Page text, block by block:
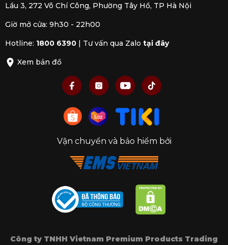
Lầu 3, 272 Võ Chí Công, Phường Tây Hồ, TP Hà Nội
Giờ mở cửa: 9h30 - 22h00
Hotline: 1800 6390 | Tư vấn qua Zalo tại đây
Xem bản đồ
Vận chuyển và bảo hiểm bởi
Công ty TNHH Vietnam Premium Products Trading